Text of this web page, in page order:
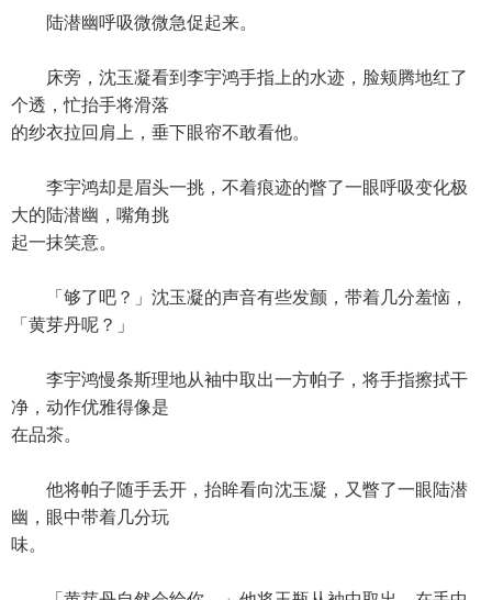
陆潜幽呼吸微微急促起来。
床旁，沈玉凝看到李宇鸿手指上的水迹，脸颊腾地红了
个透，忙抬手将滑落
的纱衣拉回肩上，垂下眼帘不敢看他。
李宇鸿却是眉头一挑，不着痕迹的瞥了一眼呼吸变化极
大的陆潜幽，嘴角挑
起一抹笑意。
「够了吧？」沈玉凝的声音有些发颤，带着几分羞恼，
「黄芽丹呢？」
李宇鸿慢条斯理地从袖中取出一方帕子，将手指擦拭干
净，动作优雅得像是
在品茶。
他将帕子随手丢开，抬眸看向沈玉凝，又瞥了一眼陆潜
幽，眼中带着几分玩
味。